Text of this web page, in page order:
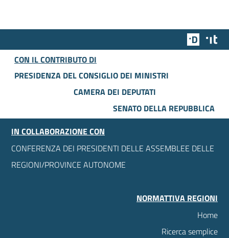
Team
CON IL CONTRIBUTO DI
PRESIDENZA DEL CONSIGLIO DEI MINISTRI
CAMERA DEI DEPUTATI
SENATO DELLA REPUBBLICA
IN COLLABORAZIONE CON
CONFERENZA DEI PRESIDENTI DELLE ASSEMBLEE DELLE
REGIONI/PROVINCE AUTONOME
NORMATTIVA REGIONI
Home
Ricerca semplice